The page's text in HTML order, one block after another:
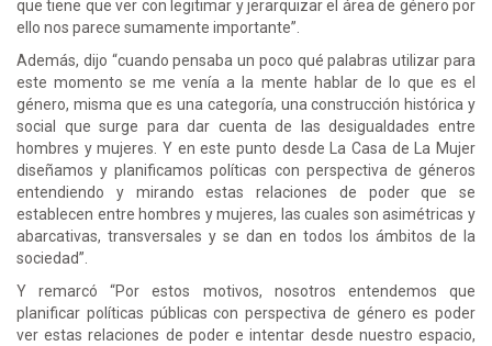
que tiene que ver con legitimar y jerarquizar el área de género por
ello nos parece sumamente importante”.
Además, dijo “cuando pensaba un poco qué palabras utilizar para
este momento se me venía a la mente hablar de lo que es el
género, misma que es una categoría, una construcción histórica y
social que surge para dar cuenta de las desigualdades entre
hombres y mujeres. Y en este punto desde La Casa de La Mujer
diseñamos y planificamos políticas con perspectiva de géneros
entendiendo y mirando estas relaciones de poder que se
establecen entre hombres y mujeres, las cuales son asimétricas y
abarcativas, transversales y se dan en todos los ámbitos de la
sociedad”.
Y remarcó “Por estos motivos, nosotros entendemos que
planificar políticas públicas con perspectiva de género es poder
ver estas relaciones de poder e intentar desde nuestro espacio,